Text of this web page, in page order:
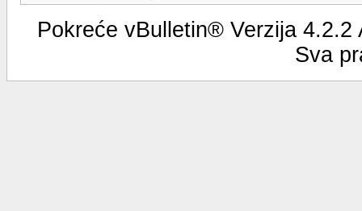
Pokreće vBulletin® Verzija
Sva